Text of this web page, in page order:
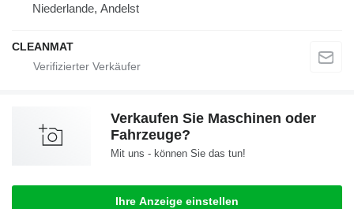
Niederlande, Andelst
CLEANMAT
Verkaufen Sie Maschinen oder
Fahrzeuge?
Mit uns - können Sie das tun!
Ihre Anzeige einstellen